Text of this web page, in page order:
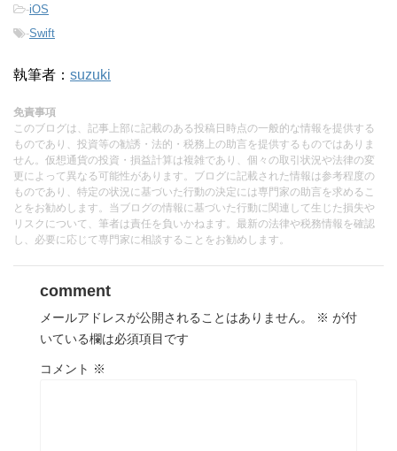
-iOS
-Swift
執筆者： suzuki
免責事項
このブログは、記事上部に記載のある投稿日時点の一般的な情報を提供する
ものであり、投資等の勧誘・法的・税務上の助言を提供するものではありま
せん。仮想通貨の投資・損益計算は複雑であり、個々の取引状況や法律の変
更によって異なる可能性があります。ブログに記載された情報は参考程度の
ものであり、特定の状況に基づいた行動の決定には専門家の助言を求めるこ
とをお勧めします。当ブログの情報に基づいた行動に関連して生じた損失や
リスクについて、筆者は責任を負いかねます。最新の法律や税務情報を確認
し、必要に応じて専門家に相談することをお勧めします。
comment
メールアドレスが公開されることはありません。 ※ が付
いている欄は必須項目です
コメント ※